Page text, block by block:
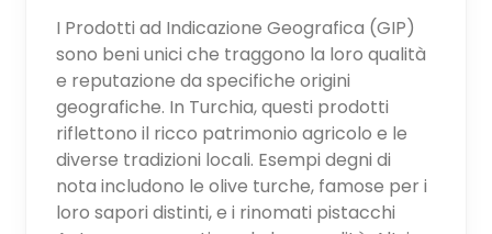
I Prodotti ad Indicazione Geografica (GIP)
sono beni unici che traggono la loro qualità
e reputazione da specifiche origini
geografiche. In Turchia, questi prodotti
riflettono il ricco patrimonio agricolo e le
diverse tradizioni locali. Esempi degni di
nota includono le olive turche, famose per i
loro sapori distinti, e i rinomati pistacchi